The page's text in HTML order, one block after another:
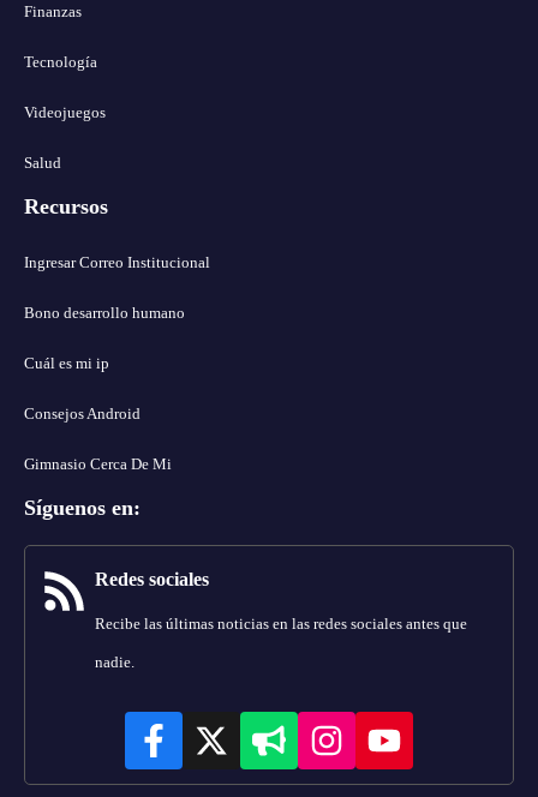
Finanzas
Tecnología
Videojuegos
Salud
Recursos
Ingresar Correo Institucional
Bono desarrollo humano
Cuál es mi ip
Consejos Android
Gimnasio Cerca De Mi
Síguenos en:
Redes sociales
Recibe las últimas noticias en las redes sociales antes que
nadie.